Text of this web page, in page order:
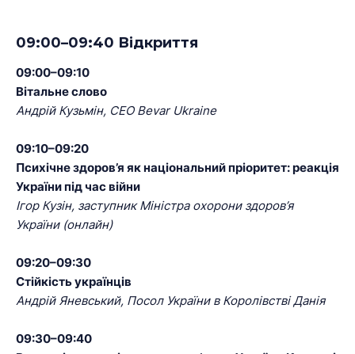
09:00–09:40 Відкриття
09:00–09:10
Вітальне слово
Андрій Кузьмін, CEO Bevar Ukraine
09:10–09:20
Психічне здоров’я як національний пріоритет: реакція
України під час війни
Ігор Кузін, заступник Міністра охорони здоров’я
України (онлайн)
09:20–09:30
Стійкість українців
Андрій Яневський, Посол України в Королівстві Данія
09:30–09:40